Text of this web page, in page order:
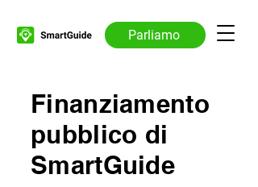
Parliamo
Finanziamento
pubblico di
SmartGuide